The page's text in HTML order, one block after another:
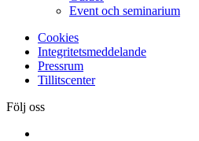
Event och seminarium
Cookies
Integritetsmeddelande
Pressrum
Tillitscenter
Följ oss